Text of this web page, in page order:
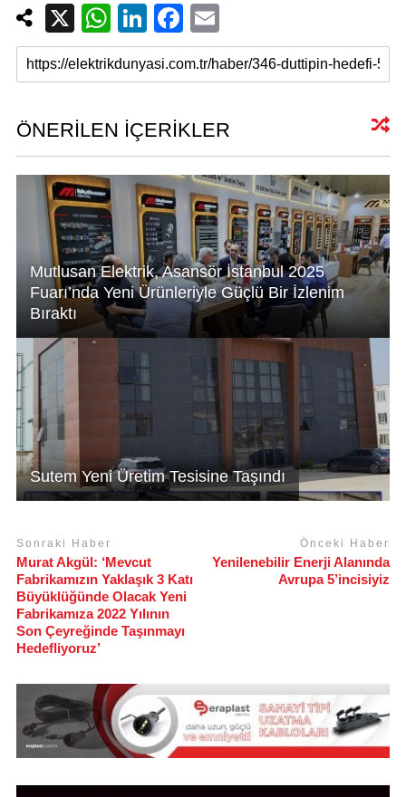
X W
h
at
A
p
p
Li
n
k
dI
n
F
a
c
b
o
o
k
E
m
ail
ÖNERİLEN İÇERİKLER
Mutlusan Elektrik, Asansör İstanbul 2025
Fuarı’nda Yeni Ürünleriyle Güçlü Bir İzlenim
Bıraktı
Sutem Yeni Üretim Tesisine Taşındı
Sonraki Haber
Murat Akgül: ‘Mevcut
Fabrikamızın Yaklaşık 3 Katı
Büyüklüğünde Olacak Yeni
Fabrikamıza 2022 Yılının
Son Çeyreğinde Taşınmayı
Hedefliyoruz’
Önceki Haber
Yenilenebilir Enerji Alanında
Avrupa 5’incisiyiz